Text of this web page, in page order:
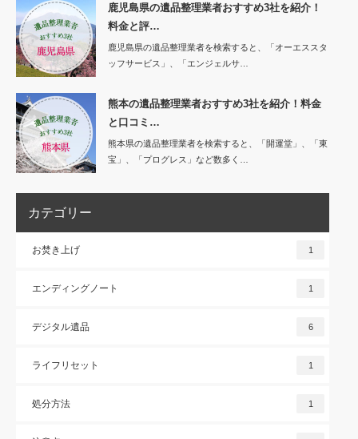
鹿児島県の遺品整理業者おすすめ3社を紹介！
料金と評…
鹿児島県の遺品整理業者を検索すると、「オーエススタ
ッフサービス」、「エンジェルサ…
熊本の遺品整理業者おすすめ3社を紹介！料金
と口コミ…
熊本県の遺品整理業者を検索すると、「開運堂」、「東
宝」、「プログレス」など数多く…
カテゴリー
お焚き上げ 1
エンディングノート 1
デジタル遺品 6
ライフリセット 1
処分方法 1